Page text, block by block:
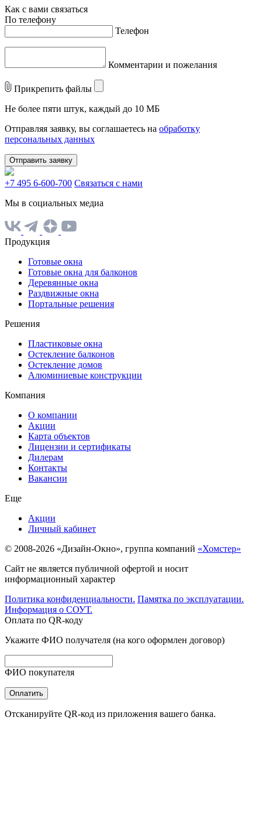
Как с вами связаться
По телефону
Телефон
Комментарии и пожелания
Прикрепить файлы
Не более пяти штук, каждый до 10 МБ
Отправляя заявку, вы соглашаетесь на обработку
персональных данных
Отправить заявку
+7 495 6-600-700 Связаться с нами
Мы в социальных медиа
Продукция
Готовые окна
Готовые окна для балконов
Деревянные окна
Раздвижные окна
Портальные решения
Решения
Пластиковые окна
Остекление балконов
Остекление домов
Алюминиевые конструкции
Компания
О компании
Акции
Карта объектов
Лицензии и сертификаты
Дилерам
Контакты
Вакансии
Еще
Акции
Личный кабинет
© 2008-2026 «Дизайн-Окно», группа компаний «Хомстер»
Сайт не является публичной офертой и носит
информационный характер
Политика конфиденциальности. Памятка по эксплуатации.
Информация о СОУТ.
Оплата по QR-коду
Укажите ФИО получателя (на кого оформлен договор)
ФИО покупателя
Оплатить
Отсканируйте QR-код из приложения вашего банка.